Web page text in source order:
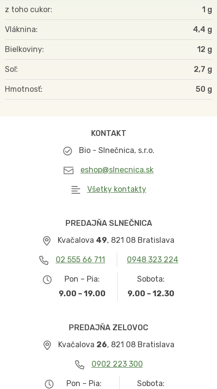
z toho cukor 1 g
Vláknina 4,4 g
Bielkoviny 12 g
Soľ 2,7 g
Hmotnosť 50
KONTAKT
Bio - Slnečnica, s.r.o.
eshop@slnecnica.sk
Všetky kontakty
PREDAJŇA SLNEČNICA
Kvačalova 49, 821 08 Bratislava
02 555 66 711 0948 323 224
Pon – Pia:
9.00 – 19.00
Sobota:
9.00 – 12.30
PREDAJŇA ZELOVOC
Kvačalova 26, 821 08 Bratislava
0902 223 300
Pon – Pia:
Sobota: